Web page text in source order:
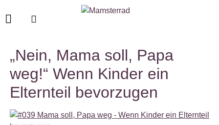
„Nein, Mama soll, Papa
weg!“ Wenn Kinder ein
Elternteil bevorzugen